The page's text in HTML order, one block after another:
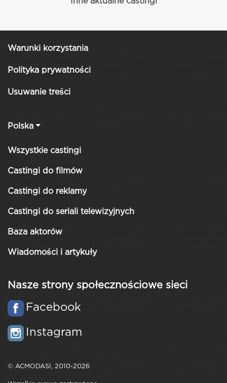
Warunki korzystania
Polityka prywatności
Usuwanie treści
Polska
Wszystkie castingi
Castingi do filmów
Castingi do reklamy
Castingi do seriali telewizyjnych
Baza aktorów
Wiadomości i artykuły
Nasze strony społecznościowe sieci
Facebook
Instagram
© ACMODASI, 2010-2026